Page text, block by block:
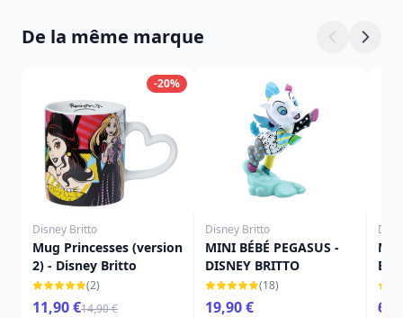
De la même marque
-20%
Disney Britto
Mug Princesses (version
2) - Disney Britto
(2)
11,90 €14,90 €
Disney Britto
MINI BÉBÉ PEGASUS -
DISNEY BRITTO
(18)
19,90 €